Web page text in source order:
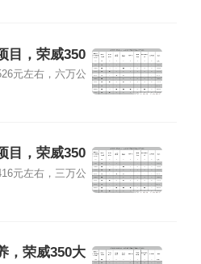
目，荣威350
元左右，六万公
目，荣威350
元左右，三万公
，荣威350大